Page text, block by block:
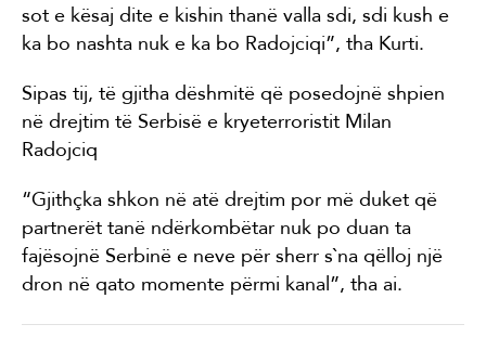
sot e kësaj dite e kishin thanë valla sdi, sdi kush e
ka bo nashta nuk e ka bo Radojciqi”, tha Kurti.
Sipas tij, të gjitha dëshmitë që posedojnë shpien
në drejtim të Serbisë e kryeterroristit Milan
Radojciq
“Gjithçka shkon në atë drejtim por më duket që
partnerët tanë ndërkombëtar nuk po duan ta
fajësojnë Serbinë e neve për sherr s`na qëlloj një
dron në qato momente përmi kanal”, tha ai.